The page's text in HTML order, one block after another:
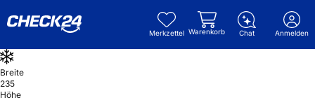
Merkzettel Warenkorb Chat Anmelden
Breite
235
Höhe